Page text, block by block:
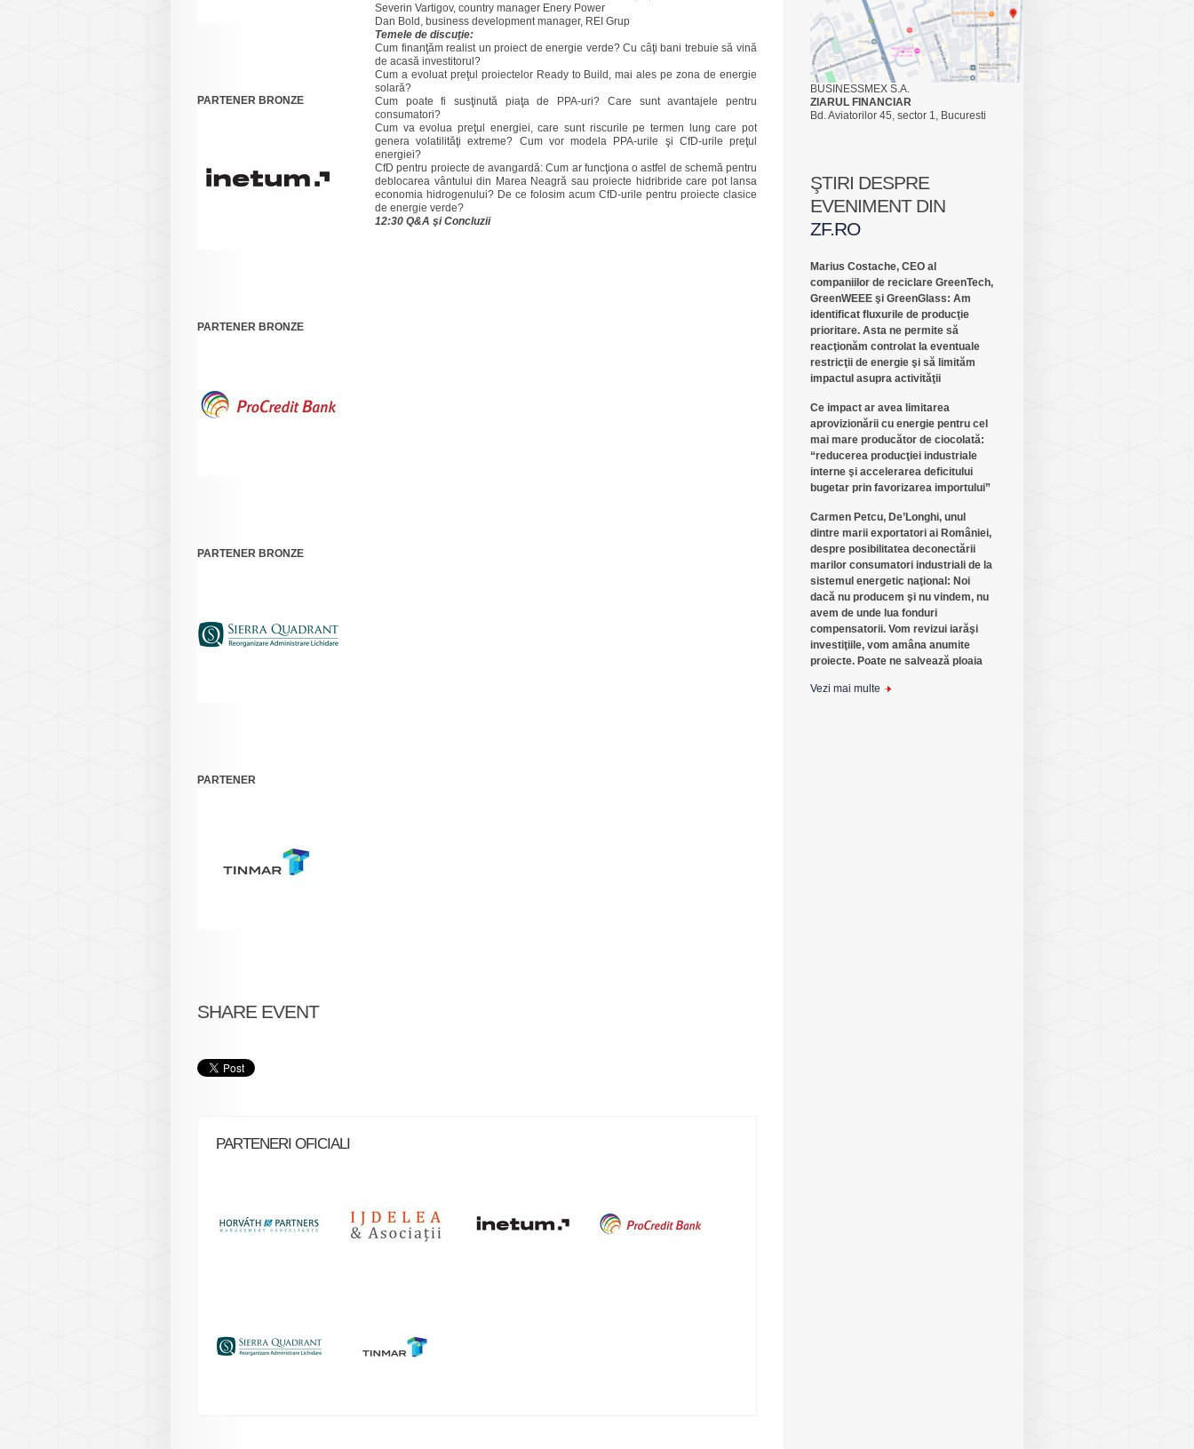
PARTENER BRONZE
PARTENER BRONZE
PARTENER BRONZE
PARTENER
SHARE EVENT
Severin Vartigov, country manager Enery Power
Dan Bold, business development manager, REI Grup
Temele de discuţie:
Cum finanţăm realist un proiect de energie verde? Cu câţi bani trebuie să vină
de acasă investitorul?
Cum a evoluat preţul proiectelor Ready to Build, mai ales pe zona de energie
solară?
Cum poate fi susţinută piaţa de PPA-uri? Care sunt avantajele pentru
consumatori?
Cum va evolua preţul energiei, care sunt riscurile pe termen lung care pot
genera volatilităţi extreme? Cum vor modela PPA-urile şi CfD-urile preţul
energiei?
CfD pentru proiecte de avangardă: Cum ar funcţiona o astfel de schemă pentru
deblocarea vântului din Marea Neagră sau proiecte hidribride care pot lansa
economia hidrogenului? De ce folosim acum CfD-urile pentru proiecte clasice
de energie verde?
12:30 Q&A şi Concluzii
PARTENERI OFICIALI
BUSINESSMEX S.A.
ZIARUL FINANCIAR
Bd. Aviatorilor 45, sector 1, Bucuresti
ŞTIRI DESPRE
EVENIMENT DIN
ZF.RO
Marius Costache, CEO al
companiilor de reciclare GreenTech,
GreenWEEE şi GreenGlass: Am
identificat fluxurile de producţie
prioritare. Asta ne permite să
reacţionăm controlat la eventuale
restricţii de energie şi să limităm
impactul asupra activităţii
Ce impact ar avea limitarea
aprovizionării cu energie pentru cel
mai mare producător de ciocolată:
“reducerea producţiei industriale
interne şi accelerarea deficitului
bugetar prin favorizarea importului”
Carmen Petcu, De’Longhi, unul
dintre marii exportatori ai României,
despre posibilitatea deconectării
marilor consumatori industriali de la
sistemul energetic naţional: Noi
dacă nu producem şi nu vindem, nu
avem de unde lua fonduri
compensatorii. Vom revizui iarăşi
investiţiile, vom amâna anumite
proiecte. Poate ne salvează ploaia
Vezi mai multe